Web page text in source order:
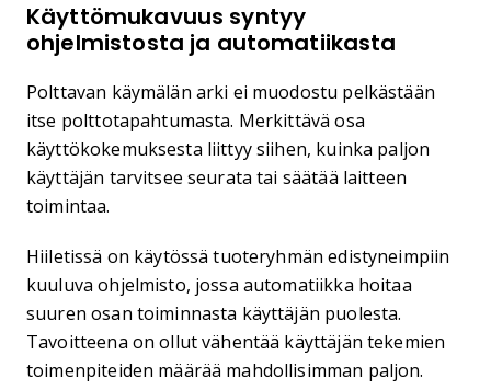
Käyttömukavuus syntyy
ohjelmistosta ja automatiikasta
Polttavan käymälän arki ei muodostu pelkästään
itse polttotapahtumasta. Merkittävä osa
käyttökokemuksesta liittyy siihen, kuinka paljon
käyttäjän tarvitsee seurata tai säätää laitteen
toimintaa.
Hiiletissä on käytössä tuoteryhmän edistyneimpiin
kuuluva ohjelmisto, jossa automatiikka hoitaa
suuren osan toiminnasta käyttäjän puolesta.
Tavoitteena on ollut vähentää käyttäjän tekemien
toimenpiteiden määrää mahdollisimman paljon.